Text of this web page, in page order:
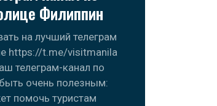
Филиппин
на лучший телеграм
https://t.me/visitmanila
телеграм-канал по
очень полезным:
помочь туристам